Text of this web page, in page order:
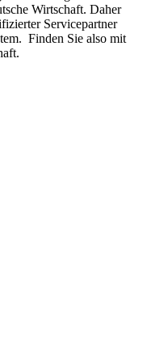
Wirtschaft. Daher
Servicepartner
Finden Sie also mit